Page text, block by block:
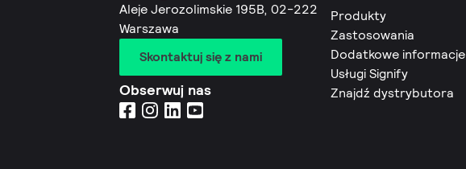
Aleje Jerozolimskie 195B, 02-222
Warszawa
Skontaktuj się z nami
Obserwuj nas
Produkty
Zastosowania
Dodatkowe informacje
Usługi Signify
Znajdź dystrybutora